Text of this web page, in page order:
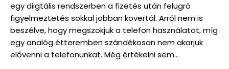
egy diigtális rendszerben a fizetés után felugró
figyelmeztetés sokkal jobban kovertál. Arról nem is
beszélve, hogy megszokjuk a telefon használatot, míg
egy analóg étteremben szándékosan nem akarjuk
elővenni a telefonunkat. Még értékelni sem…